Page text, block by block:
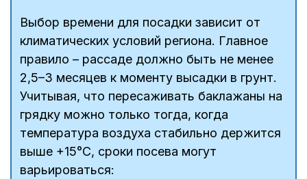
Выбор времени для посадки зависит от
климатических условий региона. Главное
правило – рассаде должно быть не менее
2,5–3 месяцев к моменту высадки в грунт.
Учитывая, что пересаживать баклажаны на
грядку можно только тогда, когда
температура воздуха стабильно держится
выше +15°C, сроки посева могут
варьироваться: